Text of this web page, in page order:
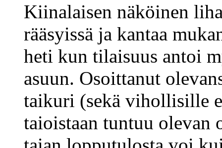
Kiinalaisen näköinen
rääsyissä ja kantaa
heti kun tilaisuus antoi
asuun. Osoittanut
taikuri (sekä vihollisille
taioistaan tuntuu olevan